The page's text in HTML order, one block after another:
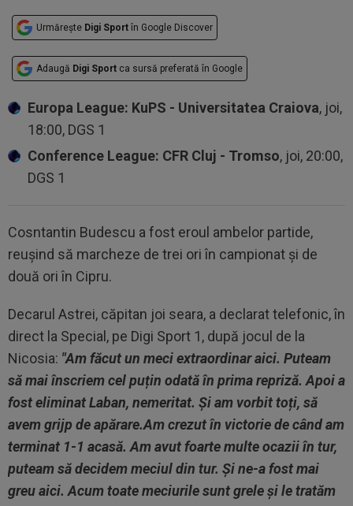
Urmărește Digi Sport în Google Discover
Adaugă Digi Sport ca sursă preferată în Google
Europa League: KuPS - Universitatea Craiova, joi,
18:00, DGS 1
Conference League: CFR Cluj - Tromso, joi, 20:00,
DGS 1
Cosntantin Budescu a fost eroul ambelor partide,
reușind să marcheze de trei ori în campionat și de
două ori în Cipru.
Decarul Astrei, căpitan joi seara, a declarat telefonic, în
direct la Special, pe Digi Sport 1, după jocul de la
Nicosia: "Am făcut un meci extraordinar aici. Puteam
să mai înscriem cel puțin odată în prima repriză. Apoi a
fost eliminat Laban, nemeritat. Și am vorbit toți, să
avem grijp de apărare.Am crezut în victorie de când am
terminat 1-1 acasă. Am avut foarte multe ocazii în tur,
puteam să decidem meciul din tur. Și ne-a fost mai
greu aici. Acum toate meciurile sunt grele și le tratăm